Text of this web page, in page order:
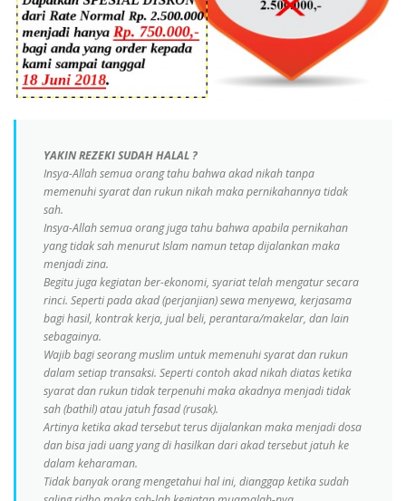
YAKIN REZEKI SUDAH HALAL ?
Insya-Allah semua orang tahu bahwa akad nikah tanpa
memenuhi syarat dan rukun nikah maka pernikahannya tidak
sah.
Insya-Allah semua orang juga tahu bahwa apabila pernikahan
yang tidak sah menurut Islam namun tetap dijalankan maka
menjadi zina.
Begitu juga kegiatan ber-ekonomi, syariat telah mengatur secara
rinci. Seperti pada akad (perjanjian) sewa menyewa, kerjasama
bagi hasil, kontrak kerja, jual beli, perantara/makelar, dan lain
sebagainya.
Wajib bagi seorang muslim untuk memenuhi syarat dan rukun
dalam setiap transaksi. Seperti contoh akad nikah diatas ketika
syarat dan rukun tidak terpenuhi maka akadnya menjadi tidak
sah (bathil) atau jatuh fasad (rusak).
Artinya ketika akad tersebut terus dijalankan maka menjadi dosa
dan bisa jadi uang yang di hasilkan dari akad tersebut jatuh ke
dalam keharaman.
Tidak banyak orang mengetahui hal ini, dianggap ketika sudah